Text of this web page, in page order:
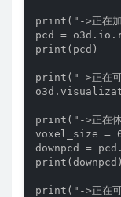
print("->正在
pcd =
print(pcd)
print("->正在可
print("->正在
voxel_size =
downpcd =
print(downpcd)
print("->正在可